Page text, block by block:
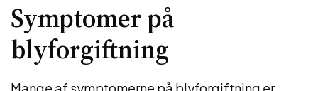
Symptomer på
blyforgiftning